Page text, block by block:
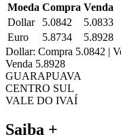
Moeda Compra Venda
Dollar
5.0842
5.0833
Euro
5.8734
5.8928
Dollar: Compra 5.0842 |
Venda 5.8928
GUARAPUAVA
CENTRO SUL
VALE DO IVAÍ
Saiba +